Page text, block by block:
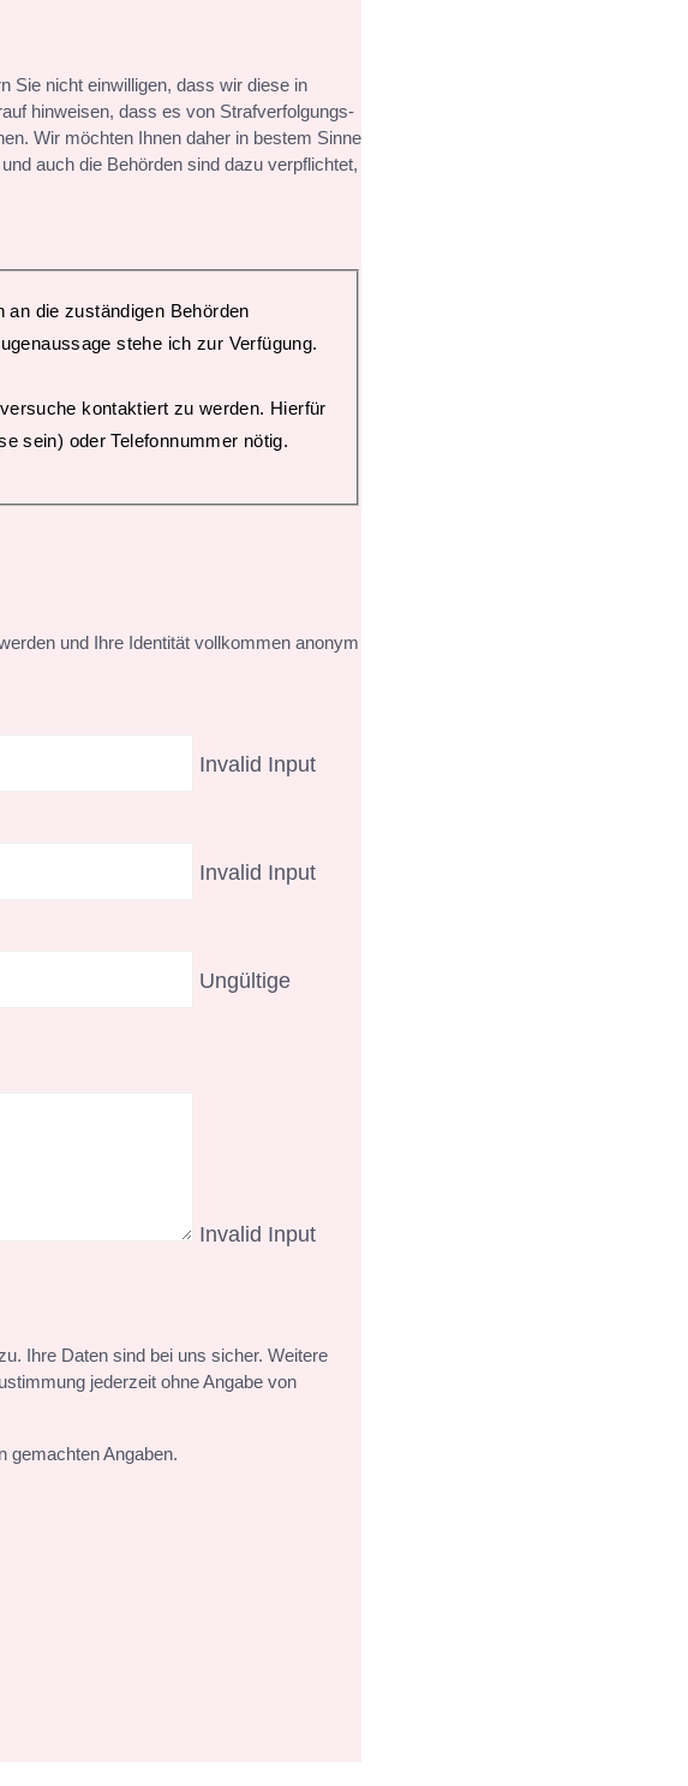
Sie nicht einwilligen, dass wir diese in
hinweisen, dass es von Strafverfolgungs-
Wir möchten Ihnen daher in bestem Sinne
auch die Behörden sind dazu verpflichtet,
die zuständigen Behörden
stehe ich zur Verfügung.
kontaktiert zu werden. Hierfür
sein) oder Telefonnummer nötig.
und Ihre Identität vollkommen anonym
Invalid Input
Invalid Input
Ungültige
Invalid Input
Ihre Daten sind bei uns sicher. Weitere
jederzeit ohne Angabe von
gemachten Angaben.